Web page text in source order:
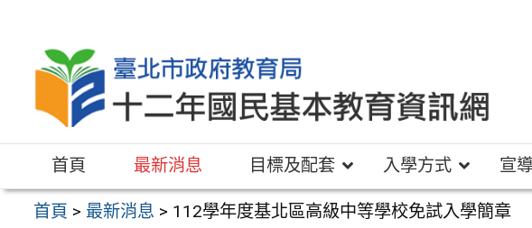
容
首頁 最新消息 目標及配套 入學方式 宣
首頁 > 最新消息 > 112學年度基北區高級中等學校免試入學簡章